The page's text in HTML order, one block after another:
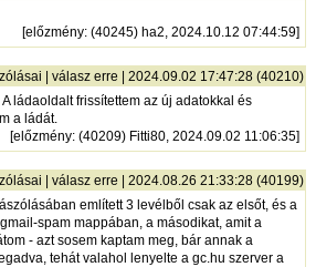
[előzmény: (40245) ha2, 2024.10.12 07:44:59]
|válasz erre | 2024.09.02 17:47:28 (40210)
ládaoldalt frissítettem az új adatokkal és
a ládát.
[előzmény: (40209) Fitti80, 2024.09.02 11:06:35]
|válasz erre | 2024.08.26 21:33:28 (40199)
említett 3 levélből csak az elsőt, és a
spam mappában, a másodikat, amit a
- azt sosem kaptam meg, bár annak a
tehát valahol lenyelte a gc.hu szerver a